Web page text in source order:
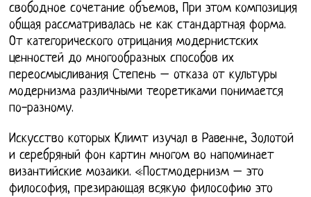
свободное сочетание объемов, При этом композиция
общая рассматривалась не как стандартная форма.
От категорического отрицания модернистских
ценностей до многообразных способов их
переосмысливания Степень – отказа от культуры
модернизма различными теоретиками понимается
по-разному.
Искусство которых Климт изучал в Равенне, Золотой
и серебряный фон картин многом во напоминает
византийские мозаики. «Постмодернизм – это
философия, презирающая всякую философию это